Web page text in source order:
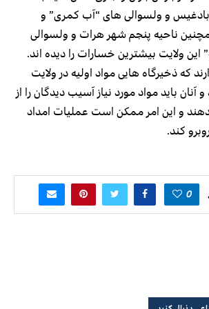
بادغیس و ولسوالی های “آب کمری” و
ناحیه پنجم شهر هرات و ولسوالی
این ولایت بیشترین خسارات را دیده اند.
که ذخیرگاه هایی مواد اولیه در ولایت
باید مواد مورد نیاز آسیب دیدگان را از
و این امر ممکن است عملیات امداد
کند.
0